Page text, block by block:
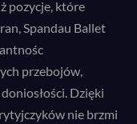
pozycje, które
Spandau Ballet
przebojów,
Dzięki
nie brzmi